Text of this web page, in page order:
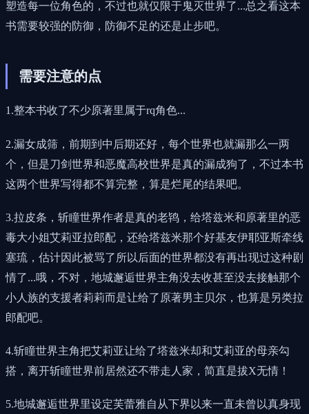
塑造每一位角色的，不过也就仅限于鬼灭世界了...总之看这本
书需要较强的防御，防御不足的还是止步吧。
需要注意的点
1.整本书收了不少原著里属于rq角色...
2.漏女成筛，前期到中后期还好，每个世界也就漏那么一两
个，但是刀剑世界和恶魔高校世界是真的漏成狗了，不过本书
这两个世界写得都不算完整，算是烂尾的结果吧。
3.拉皮条，斩瞳世界作者是真的老鸨，给塔兹米和原著里的恶
毒大小姐艾莉亚拉郎配，还给塔兹米那个好基友伊耶亚斯牵线
塞琉，估计因此被骂了所以后面的世界都没有再出现过这种剧
情了...哦，不对，地城邂逅世界主角没去收甚至没去接触那个
小人族的支援者莉莉而是让给了原著男主贝尔，也算是另类拉
郎配吧。
4.斩瞳世界主角把艾莉亚让给了塔兹米却和艾莉亚的母亲勾
搭，离开斩瞳世界前居然还不带走人家，简直是拔X无情！
5.地城邂逅世界里设定芙蕾雅自从下界以来一直未曾以真身现